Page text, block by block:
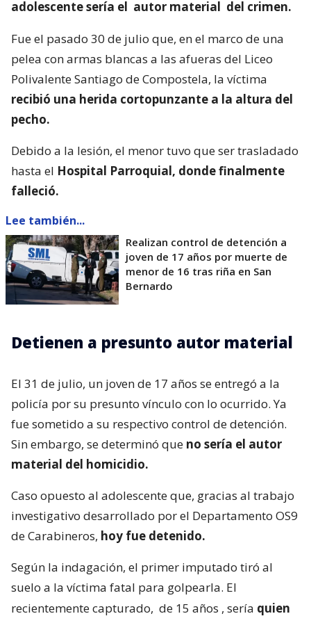
adolescente sería el autor material del crimen.
Fue el pasado 30 de julio que, en el marco de una
pelea con armas blancas a las afueras del Liceo
Polivalente Santiago de Compostela, la víctima
recibió una herida cortopunzante a la altura del
pecho.
Debido a la lesión, el menor tuvo que ser trasladado
hasta el Hospital Parroquial, donde finalmente
falleció.
Lee también...
Realizan control de detención a
joven de 17 años por muerte de
menor de 16 tras riña en San
Bernardo
Detienen a presunto autor material
El 31 de julio, un joven de 17 años se entregó a la
policía por su presunto vínculo con lo ocurrido. Ya
fue sometido a su respectivo control de detención.
Sin embargo, se determinó que no sería el autor
material del homicidio.
Caso opuesto al adolescente que, gracias al trabajo
investigativo desarrollado por el Departamento OS9
de Carabineros, hoy fue detenido.
Según la indagación, el primer imputado tiró al
suelo a la víctima fatal para golpearla. El
recientemente capturado, de 15 años , sería quien